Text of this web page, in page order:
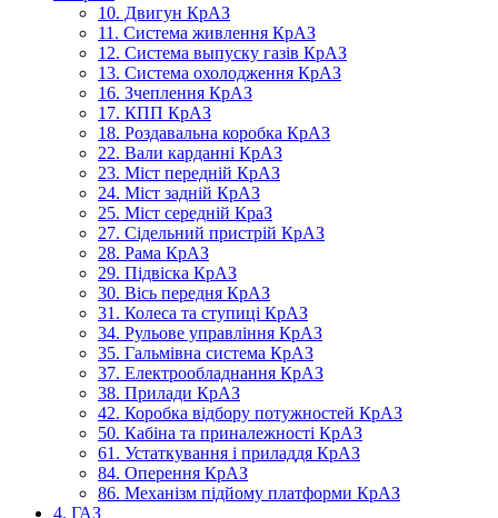
10. Двигун КрАЗ
11. Система живлення КрАЗ
12. Система выпуску газів КрАЗ
13. Система охолодження КрАЗ
16. Зчеплення КрАЗ
17. КПП КрАЗ
18. Роздавальна коробка КрАЗ
22. Вали карданні КрАЗ
23. Міст передній КрАЗ
24. Міст задній КрАЗ
25. Міст середній КраЗ
27. Сідельний пристрій КрАЗ
28. Рама КрАЗ
29. Підвіска КрАЗ
30. Вісь передня КрАЗ
31. Колеса та ступиці КрАЗ
34. Рульове управління КрАЗ
35. Гальмівна система КрАЗ
37. Електрообладнання КрАЗ
38. Прилади КрАЗ
42. Коробка відбору потужностей КрАЗ
50. Кабіна та приналежності КрАЗ
61. Устаткування і приладдя КрАЗ
84. Оперення КрАЗ
86. Механізм підйому платформи КрАЗ
4. ГАЗ